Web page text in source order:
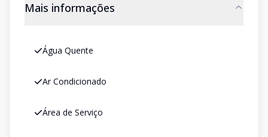
Mais informações
Água Quente
Ar Condicionado
Área de Serviço